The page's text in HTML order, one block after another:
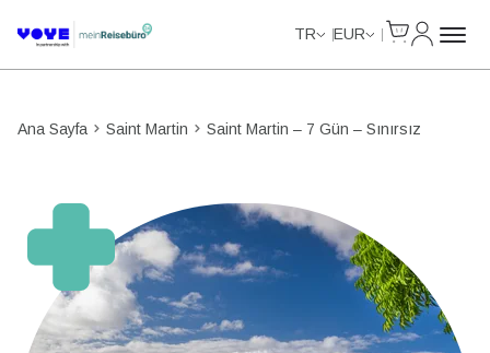
TR EUR
Ana Sayfa Saint Martin Saint Martin – 7 Gün – Sınırsız